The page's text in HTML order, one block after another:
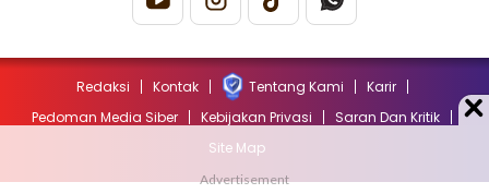
Redaksi Kontak Tentang Kami
Karir
Pedoman Media Siber
Kebijakan Privasi
Saran Dan Kritik
Site Map